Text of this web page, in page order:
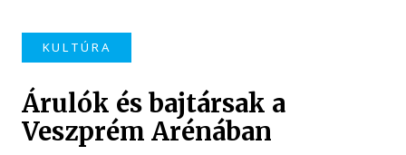
KULTÚRA
Árulók és bajtársak a
Veszprém Arénában